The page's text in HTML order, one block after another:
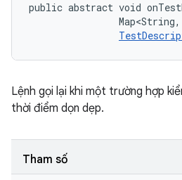
public abstract void
Lệnh gọi lại khi một trường hợp
thời điểm dọn dẹp.
Tham số